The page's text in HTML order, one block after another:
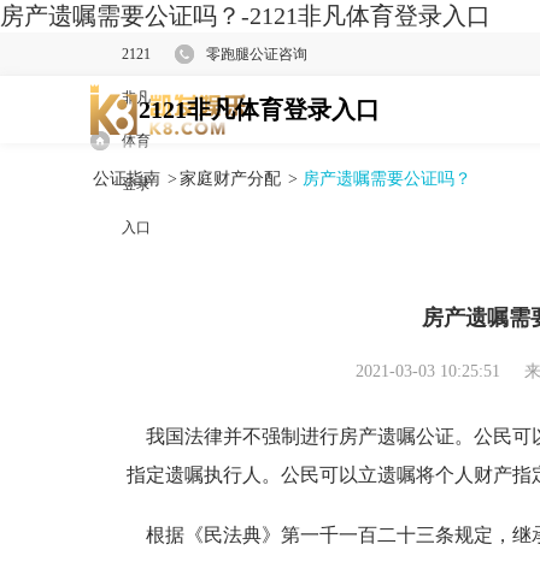
房产遗嘱需要公证吗？-2121非凡体育登录入口
2121
非凡
体育
登录
入口
零跑腿公证咨询
2121非凡体育登录入口
公证指南 > 家庭财产分配 > 房产遗嘱需要公证吗？
房产遗嘱需
2021-03-03 10:25:51
我国法律并不强制进行房产遗嘱公证。公民可
指定遗嘱执行人。公民可以立遗嘱将个人财产
根据《民法典》第一千一百二十三条规定，继